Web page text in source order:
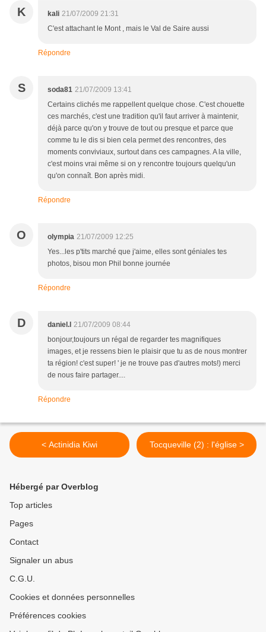
K kali 21/07/2009 21:31
C'est attachant le Mont , mais le Val de Saire aussi
Répondre
S soda81 21/07/2009 13:41
Certains clichés me rappellent quelque chose. C'est chouette
ces marchés, c'est une tradition qu'il faut arriver à maintenir,
déjà parce qu'on y trouve de tout ou presque et parce que
comme tu le dis si bien cela permet des rencontres, des
moments conviviaux, surtout dans ces campagnes. A la ville,
c'est moins vrai même si on y rencontre toujours quelqu'un
qu'on connaît. Bon après midi.
Répondre
O olympia 21/07/2009 12:25
Yes...les p'tits marché que j'aime, elles sont géniales tes
photos, bisou mon Phil bonne journée
Répondre
D daniel.l 21/07/2009 08:44
bonjour,toujours un régal de regarder tes magnifiques
images, et je ressens bien le plaisir que tu as de nous montrer
ta région! c'est super! ' je ne trouve pas d'autres mots!) merci
de nous faire partager....
Répondre
< Actinidia Kiwi Tocqueville (2) : l'église >
Hébergé par Overblog
Top articles
Pages
Contact
Signaler un abus
C.G.U.
Cookies et données personnelles
Préférences cookies